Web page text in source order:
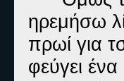
ηρεμήσω
πρωί για
φεύγει